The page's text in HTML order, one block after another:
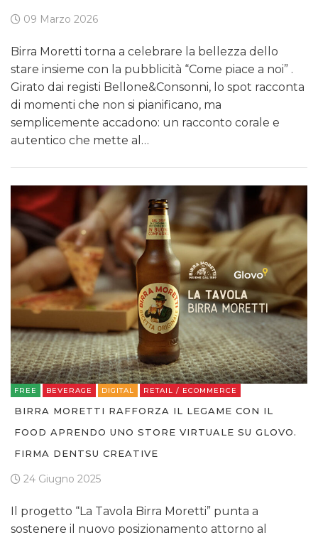
09 Marzo 2026
Birra Moretti torna a celebrare la bellezza dello
stare insieme con la pubblicità “Come piace a noi” .
Girato dai registi Bellone&Consonni, lo spot racconta
di momenti che non si pianificano, ma
semplicemente accadono: un racconto corale e
autentico che mette al…
FREE BEVERAGE DIGITAL RETAIL / ECOMMERCE
BIRRA MORETTI RAFFORZA IL LEGAME CON IL
FOOD APRENDO UNO STORE VIRTUALE SU GLOVO.
FIRMA DENTSU CREATIVE
24 Giugno 2025
Il progetto “La Tavola Birra Moretti” punta a
sostenere il nuovo posizionamento attorno al